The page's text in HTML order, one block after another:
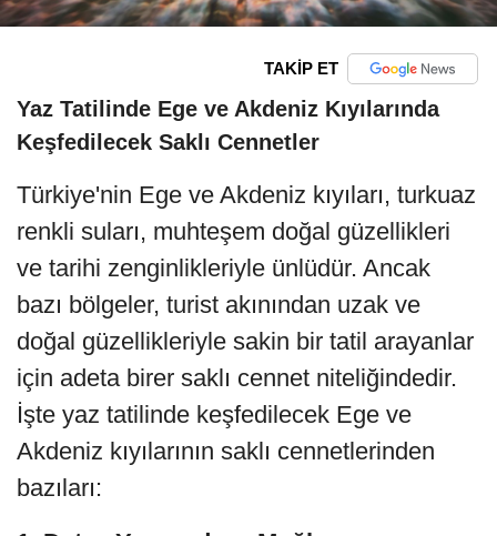
TAKİP ET
Yaz Tatilinde Ege ve Akdeniz Kıyılarında
Keşfedilecek Saklı Cennetler
Türkiye'nin Ege ve Akdeniz kıyıları, turkuaz
renkli suları, muhteşem doğal güzellikleri
ve tarihi zenginlikleriyle ünlüdür. Ancak
bazı bölgeler, turist akınından uzak ve
doğal güzellikleriyle sakin bir tatil arayanlar
için adeta birer saklı cennet niteliğindedir.
İşte yaz tatilinde keşfedilecek Ege ve
Akdeniz kıyılarının saklı cennetlerinden
bazıları: